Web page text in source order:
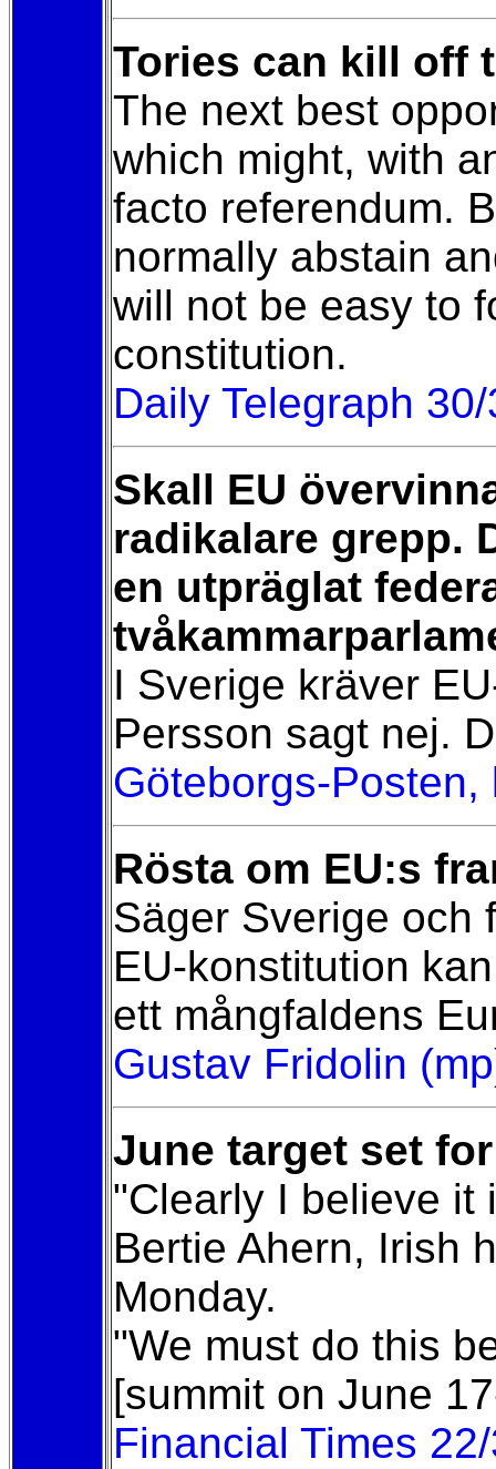
Tories can kill off
The next best
which might, with
facto referendum.
normally abstain
will not be easy to
constitution.
Daily Telegraph
Skall EU
radikalare grepp.
en utpräglat
I Sverige kräver
Persson sagt nej.
Göteborgs-
Rösta om EU:s
Säger Sverige och
EU-konstitution
ett mångfaldens
Gustav Fridolin
June target set
"Clearly I believe it
Bertie Ahern, Irish
Monday.
"We must do this
[summit on June
Financial Times